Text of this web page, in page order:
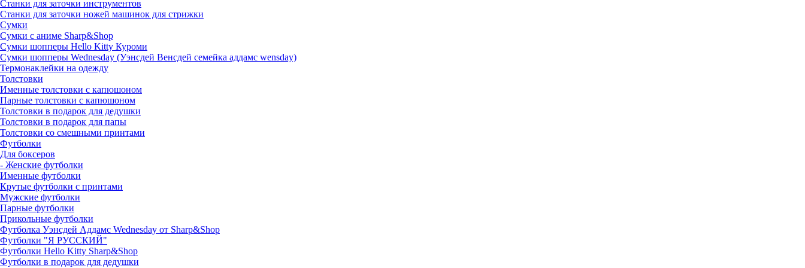
Станки для заточки инструментов
Станки для заточки ножей машинок для стрижки
Сумки
Сумки с аниме Sharp&Shop
Сумки шопперы Hello Kitty Куроми
Сумки шопперы Wednesday (Уэнсдей Венсдей семейка аддамс wensday)
Термонаклейки на одежду
Толстовки
Именные толстовки с капюшоном
Парные толстовки с капюшоном
Толстовки в подарок для дедушки
Толстовки в подарок для папы
Толстовки со смешными принтами
Футболки
Для боксеров
- Женские футболки
Именные футболки
Крутые футболки с принтами
Мужские футболки
Парные футболки
Прикольные футболки
Футболка Уэнсдей Аддамс Wednesday от Sharp&Shop
Футболки "Я РУССКИЙ"
Футболки Hello Kitty Sharp&Shop
Футболки в подарок для дедушки